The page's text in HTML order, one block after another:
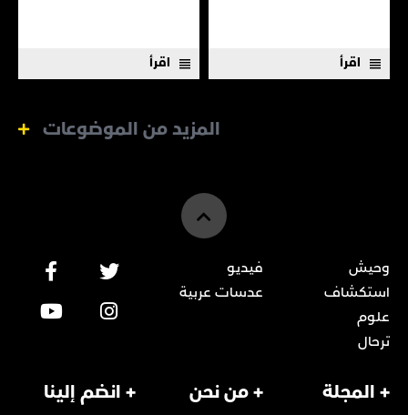
اقرأ اقرأ
المزيد من الموضوعات
وحيش
استكشاف
علوم
ترحال
فيديو
عدسات عربية
+ المجلة + من نحن + انضم إلينا